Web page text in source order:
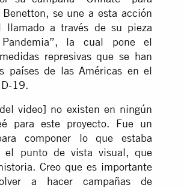
se une a esta acción
llamado a través de su pieza
la cual pone el
represivasque se han
países de las Américas en el
19.
video] no existen en ningún
para este proyecto. Fue un
componer lo que estaba
el punto de vista visual, que
Creo que es importante
a hacer campañas de